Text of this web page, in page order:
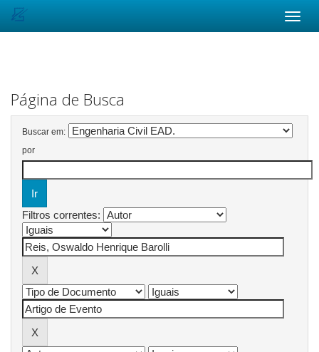
Página de Busca
Buscar em:
por
Filtros correntes: